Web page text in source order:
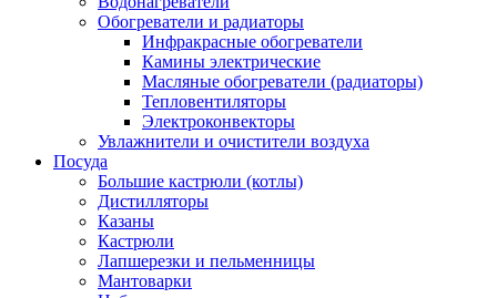
Обогреватели и радиаторы
Инфракрасные обогреватели
Камины электрические
Масляные обогреватели (радиаторы)
Тепловентиляторы
Электроконвекторы
Увлажнители и очистители воздуха
Посуда
Большие кастрюли (котлы)
Дистилляторы
Казаны
Кастрюли
Лапшерезки и пельменницы
Мантоварки